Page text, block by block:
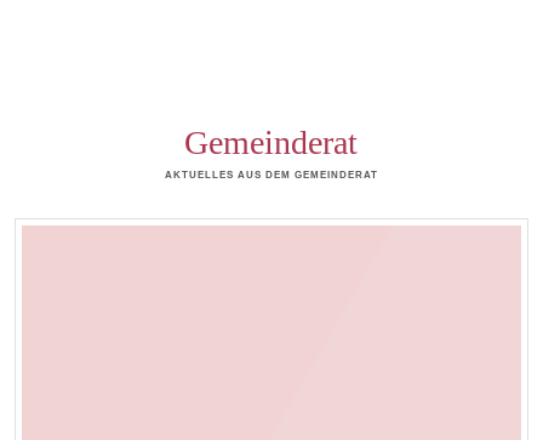
Gemeinderat
AKTUELLES AUS DEM GEMEINDERAT